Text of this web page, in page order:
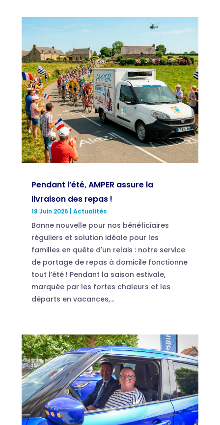
Pendant l’été, AMPER assure la
livraison des repas !
18 Juin 2026 Actualités
Bonne nouvelle pour nos bénéficiaires
réguliers et solution idéale pour les
familles en quête d'un relais : notre service
de portage de repas à domicile fonctionne
tout l’été ! Pendant la saison estivale,
marquée par les fortes chaleurs et les
départs en vacances,...